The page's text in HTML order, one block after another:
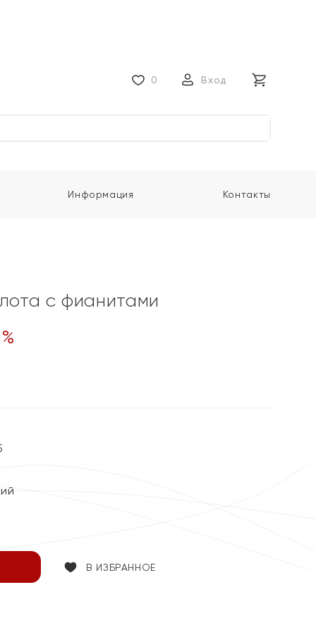
0 Вход
Информация Контакты
с фианитами
%
В ИЗБРАННОЕ